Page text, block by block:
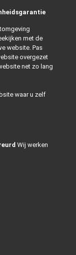
met de
website. Pas
overgezet
net zo lang
waar u zelf
Wij werken